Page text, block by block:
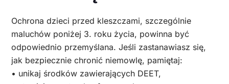
Ochrona dzieci przed kleszczami, szczególnie
maluchów poniżej 3. roku życia, powinna być
odpowiednio przemyślana. Jeśli zastanawiasz się,
jak bezpiecznie chronić niemowlę, pamiętaj:
• unikaj środków zawierających DEET,